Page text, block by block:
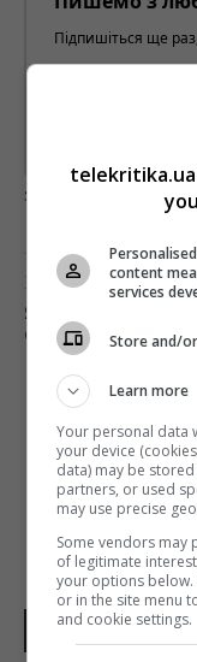
Підпишіться ще
загрузка...
Попередня стаття
ЯК НАЛАШТУВАТИ
СКЛАДНОЩІ ТА
СТАЛИ
КОНКУРСУ
НОВИНИ
content
services
Store and/
Learn more
Your personal data
your device
data) may be
partners, or used
may use precise
Some vendors may
of legitimate
your options
or in the site menu
and cookie settings.